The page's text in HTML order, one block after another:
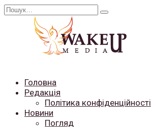
Перейти
Search
Головна
Редакція
Політика конфіденційності
Новини
Погляд